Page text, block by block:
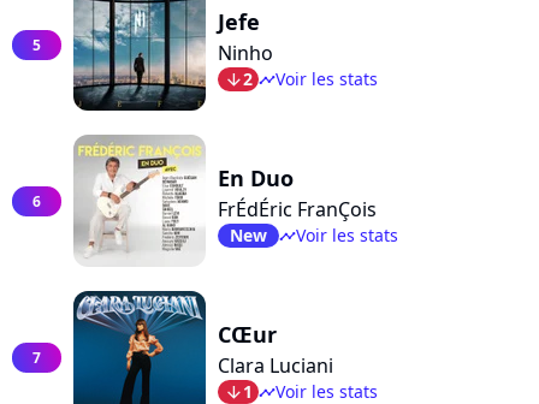
5
Jefe
Ninho
arrow_bot2 timelineVoir les stats
6
En Duo
FrÉdÉric FranÇois
New timelineVoir les stats
7
CŒur
Clara Luciani
arrow_bot1 timelineVoir les stats